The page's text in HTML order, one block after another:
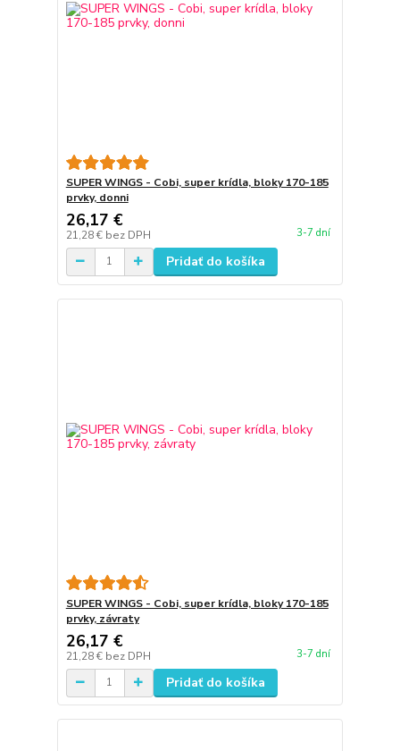
SUPER WINGS - Cobi, super krídla, bloky 170-185
prvky, donni
26,17 €
21,28 € bez DPH 3-7 dní
Pridať do košíka
SUPER WINGS - Cobi, super krídla, bloky 170-185
prvky, závraty
26,17 €
21,28 € bez DPH 3-7 dní
Pridať do košíka